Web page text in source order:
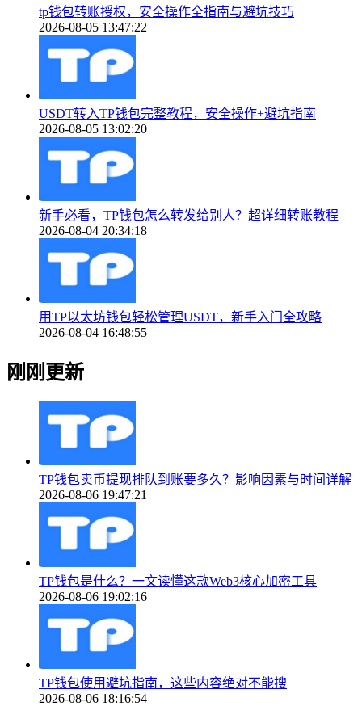
tp钱包转账授权，安全操作全指南与避坑技巧
2026-08-05 13:47:22
USDT转入TP钱包完整教程，安全操作+避坑指南
2026-08-05 13:02:20
新手必看，TP钱包怎么转发给别人？超详细转账教程
2026-08-04 20:34:18
用TP以太坊钱包轻松管理USDT，新手入门全攻略
2026-08-04 16:48:55
刚刚更新
TP钱包卖币提现排队到账要多久？影响因素与时间详解
2026-08-06 19:47:21
TP钱包是什么？一文读懂这款Web3核心加密工具
2026-08-06 19:02:16
TP钱包使用避坑指南，这些内容绝对不能搜
2026-08-06 18:16:54